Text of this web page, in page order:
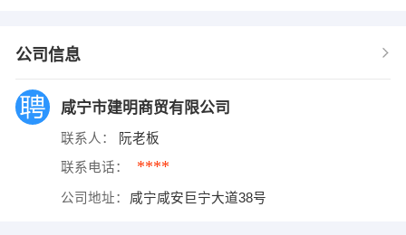
公司信息
咸宁市建明商贸有限公司
联系人： 阮老板
联系电话： ****
公司地址： 咸宁咸安巨宁大道38号